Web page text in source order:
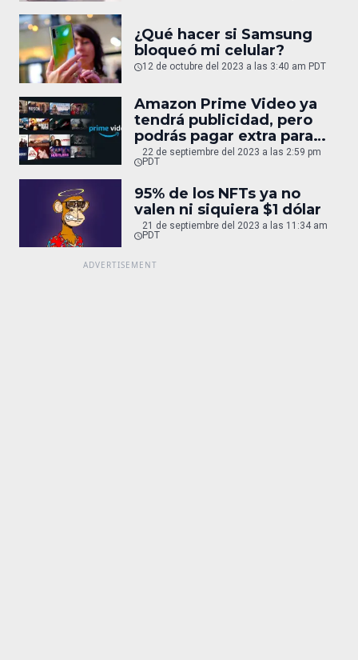
¿Qué hacer si Samsung
bloqueó mi celular?
12 de octubre del 2023 a las 3:40 am PDT
Amazon Prime Video ya
tendrá publicidad, pero
podrás pagar extra para
quitarla
22 de septiembre del 2023 a las 2:59 pm
PDT
95% de los NFTs ya no
valen ni siquiera $1 dólar
21 de septiembre del 2023 a las 11:34 am
PDT